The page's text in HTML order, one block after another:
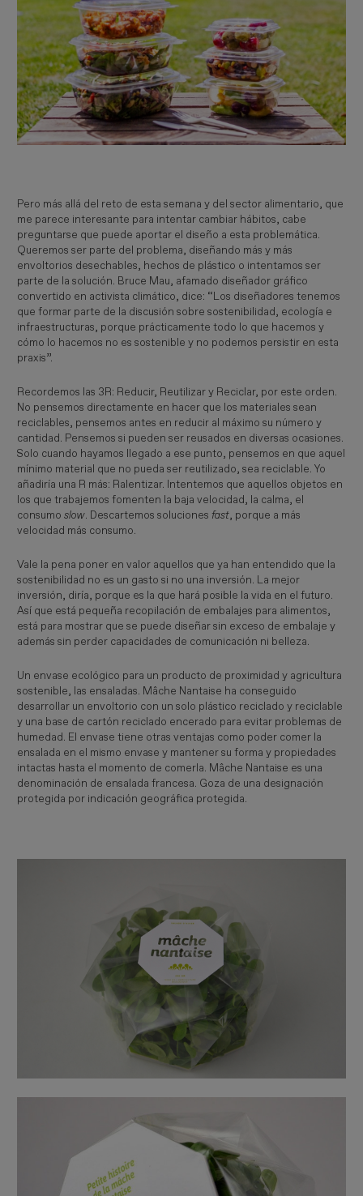
Pero más allá del reto de esta semana y del sector alimentario, que
me parece interesante para intentar cambiar hábitos, cabe
preguntarse que puede aportar el diseño a esta problemática.
Queremos ser parte del problema, diseñando más y más
envoltorios desechables, hechos de plástico o intentamos ser
parte de la solución. Bruce Mau, afamado diseñador gráfico
convertido en activista climático, dice: “Los diseñadores tenemos
que formar parte de la discusión sobre sostenibilidad, ecología e
infraestructuras, porque prácticamente todo lo que hacemos y
cómo lo hacemos no es sostenible y no podemos persistir en esta
praxis”.
Recordemos las 3R: Reducir, Reutilizar y Reciclar, por este orden.
No pensemos directamente en hacer que los materiales sean
reciclables, pensemos antes en reducir al máximo su número y
cantidad. Pensemos si pueden ser reusados en diversas ocasiones.
Solo cuando hayamos llegado a ese punto, pensemos en que aquel
mínimo material que no pueda ser reutilizado, sea reciclable. Yo
añadiría una R más: Ralentizar. Intentemos que aquellos objetos en
los que trabajemos fomenten la baja velocidad, la calma, el
consumoslow. Descartemos soluciones fast, porque a más
velocidad más consumo.
Vale la pena poner en valor aquellos que ya han entendido que la
sostenibilidad no es un gasto si no una inversión. La mejor
inversión, diría, porque es la que hará posible la vida en el futuro.
Así que está pequeña recopilación de embalajes para alimentos,
está para mostrar que se puede diseñar sin exceso de embalaje y
además sin perder capacidades de comunicación ni belleza.
Un envase ecológico para un producto de proximidad y agricultura
sostenible, las ensaladas. Mâche Nantaise ha conseguido
desarrollar un envoltorio con un solo plástico reciclado y reciclable
y una base de cartón reciclado encerado para evitar problemas de
humedad. El envase tiene otras ventajas como poder comer la
ensalada en el mismo envase y mantener su forma y propiedades
intactas hasta el momento de comerla. Mâche Nantaise es una
denominación de ensalada francesa. Goza de una designación
protegida por indicación geográfica protegida.